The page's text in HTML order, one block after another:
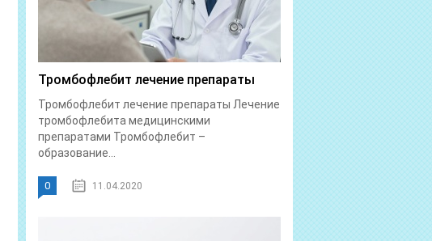
Тромбофлебит лечение препараты
Тромбофлебит лечение препараты Лечение
тромбофлебита медицинскими
препаратами Тромбофлебит –
образование...
0 11.04.2020